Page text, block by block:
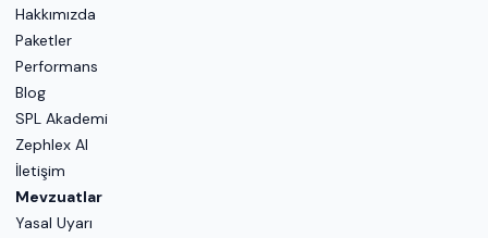
Hakkımızda
Paketler
Performans
Blog
SPL Akademi
Zephlex AI
İletişim
Mevzuatlar
Yasal Uyarı